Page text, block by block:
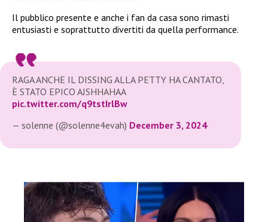
Il pubblico presente e anche i fan da casa sono rimasti
entusiasti e soprattutto divertiti da quella performance.
RAGA ANCHE IL DISSING ALLA PETTY HA CANTATO,
È STATO EPICO AJSHHAHAA
pic.twitter.com/q9tstIrlBw
— solenne (@solenne4evah) December 3, 2024